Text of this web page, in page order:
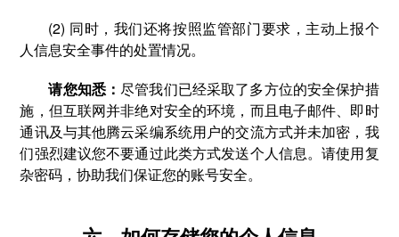
(2) 同时，我们还将按照监管部门要求，主动上报个
人信息安全事件的处置情况。
请您知悉：尽管我们已经采取了多方位的安全保护措
施，但互联网并非绝对安全的环境，而且电子邮件、即时
通讯及与其他腾云采编系统用户的交流方式并未加密，我
们强烈建议您不要通过此类方式发送个人信息。请使用复
杂密码，协助我们保证您的账号安全。